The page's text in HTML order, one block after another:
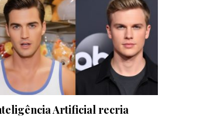
Artificial recria